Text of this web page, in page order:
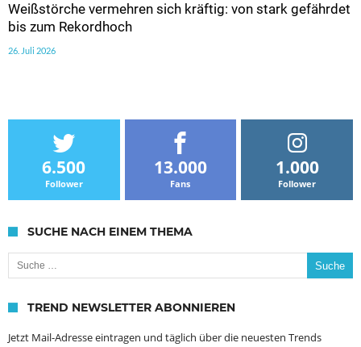
Weißstörche vermehren sich kräftig: von stark gefährdet
bis zum Rekordhoch
26. Juli 2026
6.500
Follower
13.000
Fans
1.000
Follower
SUCHE NACH EINEM THEMA
Suche nach:
TREND NEWSLETTER ABONNIEREN
Jetzt Mail-Adresse eintragen und täglich über die neuesten Trends